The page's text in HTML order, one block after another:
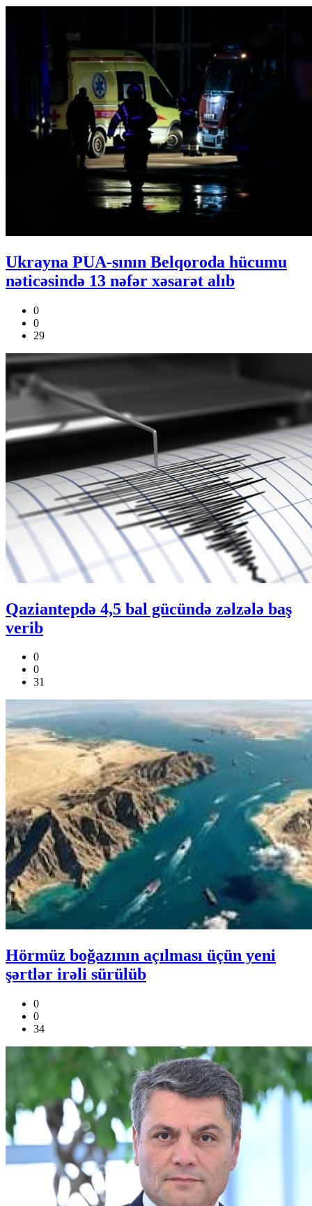
Ukrayna PUA-sının Belqoroda hücumu
nəticəsində 13 nəfər xəsarət alıb
0
0
29
Qaziantepdə 4,5 bal gücündə zəlzələ baş
verib
0
0
31
Hörmüz boğazının açılması üçün yeni
şərtlər irəli sürülüb
0
0
34